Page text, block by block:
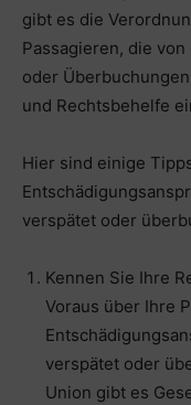
gibt es die
Passagieren, die
oder
und Rechtsbehelfe
Hier sind einige
verspätet oder
Kennen Sie Ihre
Voraus über Ihre
verspätet oder
Union gibt es